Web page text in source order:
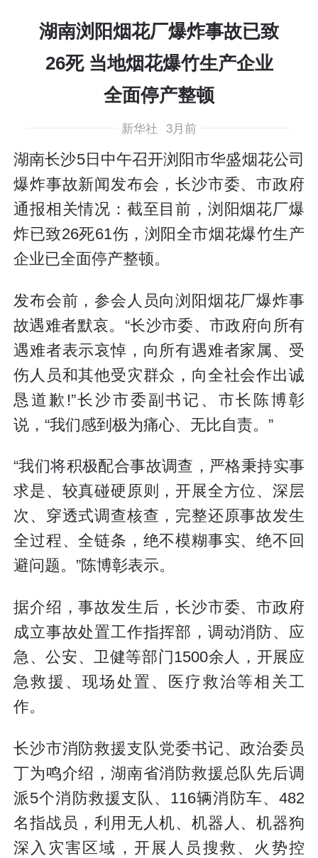
湖南浏阳烟花厂爆炸事故已致
26死 当地烟花爆竹生产企业
全面停产整顿
新华社 3月前
湖南长沙5日中午召开浏阳市华盛烟花公司
爆炸事故新闻发布会，长沙市委、市政府
通报相关情况：截至目前，浏阳烟花厂爆
炸已致26死61伤，浏阳全市烟花爆竹生产
企业已全面停产整顿。
发布会前，参会人员向浏阳烟花厂爆炸事
故遇难者默哀。“长沙市委、市政府向所有
遇难者表示哀悼，向所有遇难者家属、受
伤人员和其他受灾群众，向全社会作出诚
恳道歉!”长沙市委副书记、市长陈博彰
说，“我们感到极为痛心、无比自责。”
“我们将积极配合事故调查，严格秉持实事
求是、较真碰硬原则，开展全方位、深层
次、穿透式调查核查，完整还原事故发生
全过程、全链条，绝不模糊事实、绝不回
避问题。”陈博彰表示。
据介绍，事故发生后，长沙市委、市政府
成立事故处置工作指挥部，调动消防、应
急、公安、卫健等部门1500余人，开展应
急救援、现场处置、医疗救治等相关工
作。
长沙市消防救援支队党委书记、政治委员
丁为鸣介绍，湖南省消防救援总队先后调
派5个消防救援支队、116辆消防车、482
名指战员，利用无人机、机器人、机器狗
深入灾害区域，开展人员搜救、火势控